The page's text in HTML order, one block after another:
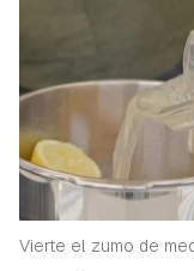
Vierte el zumo de